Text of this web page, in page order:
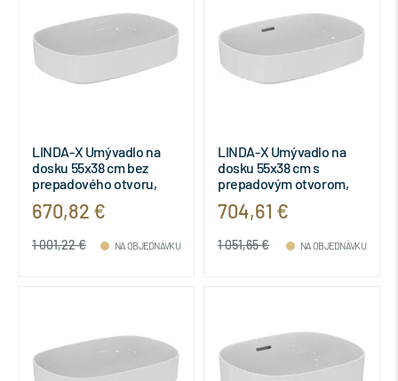
LINDA-X Umývadlo na
dosku 55x38 cm bez
prepadového otvoru,
T4402V1
670,82 €
1 001,22 € NA OBJEDNÁVKU
LINDA-X Umývadlo na
dosku 55x38 cm s
prepadovým otvorom,
T4401V1
704,61 €
1 051,65 € NA OBJEDNÁVKU